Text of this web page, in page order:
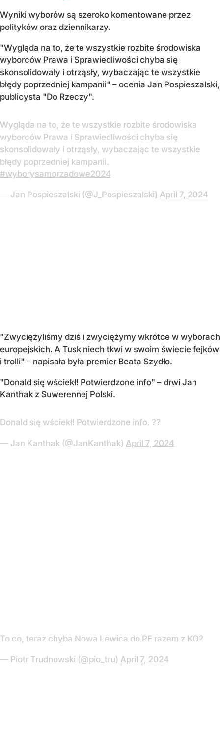
Wyniki wyborów są szeroko komentowane przez
polityków oraz dziennikarzy.
"Wygląda na to, że te wszystkie rozbite środowiska
wyborców Prawa i Sprawiedliwości chyba się
skonsolidowały i otrząsły, wybaczając te wszystkie
błędy poprzedniej kampanii" – ocenia Jan Pospieszalski,
publicysta "Do Rzeczy".
Wygląda na to, że te wszystkie rozbite środowiska
wyborców Prawa i Sprawiedliwości chyba się
skonsolidowały i otrząsły, wybaczając te wszystkie
błędy poprzedniej kampanii.
#wyborysamorzadowe2024
— Jan Pospieszalski (@J_Pospieszalski) April 7, 2024
"Zwyciężyliśmy dziś i zwyciężymy wkrótce w wyborach
europejskich. A Tusk niech tkwi w swoim świecie fejków
i trolli" – napisała była premier Beata Szydło.
"Donald się wściekł! Potwierdzone info" – drwi Jan
Kanthak z Suwerennej Polski.
Donald się wściekł! Potwierdzone info. ??
— Jan Kanthak (@JanKanthak) April 7, 2024
To co, teraz chyba Nowa Lewica do PE razem z KO?
— Piotr Trudnowski (@pio_tru) April 7, 2024